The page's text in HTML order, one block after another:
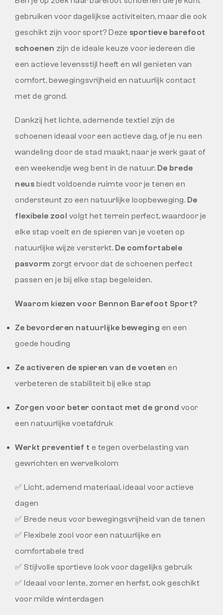
gebruiken voor dagelijkse activiteiten, maar die ook
geschikt zijn voor sport? Deze sportieve barefoot
schoenen zijn de ideale keuze voor iedereen die
een actieve levensstijl heeft en wil genieten van
comfort, bewegingsvrijheid en natuurlijk contact
met de grond.
Dankzij het lichte, ademende textiel zijn de
schoenen ideaal voor een actieve dag, of je nu een
wandeling door de stad maakt, naar je werk gaat of
een weekendje weg bent in de natuur. De brede
neus biedt voldoende ruimte voor je tenen en
ondersteunt zo een natuurlijke loopbeweging. De
flexibele zool volgt het terrein perfect, waardoor je
elke stap voelt en de spieren van je voeten op
natuurlijke wijze versterkt. De comfortabele
pasvorm zorgt ervoor dat de schoenen perfect
passen en je bij elke stap begeleiden.
Waarom kiezen voor Bennon Barefoot Sport?
Ze bevorderen natuurlijke beweging en een
goede houding
Ze activeren de spieren van de voeten en
verbeteren de stabiliteit bij elke stap
Zorgen voor beter contact met de grond voor
een natuurlijke voetafdruk
Werkt preventief t e tegen overbelasting van
gewrichten en wervelkolom
✅ Licht, ademend materiaal, ideaal voor actieve
dagen
✅ Brede neus voor bewegingsvrijheid van de tenen
✅ Flexibele zool voor een natuurlijke en
comfortabele tred
✅ Stijlvolle sportieve look voor dagelijks gebruik
✅ Ideaal voor lente, zomer en herfst, ook geschikt
voor milde winterdagen